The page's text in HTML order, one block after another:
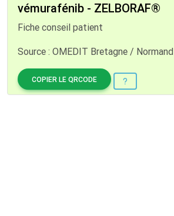
vémurafénib - ZELBORAF®
Fiche conseil patient
Source : OMEDIT Bretagne /
COPIER LE QRCODE